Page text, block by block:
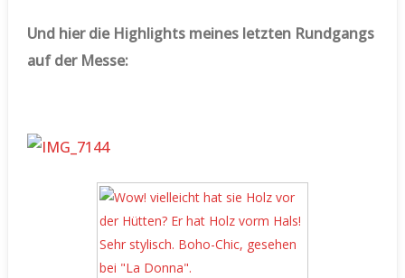
Und hier die Highlights meines letzten Rundgangs
auf der Messe: